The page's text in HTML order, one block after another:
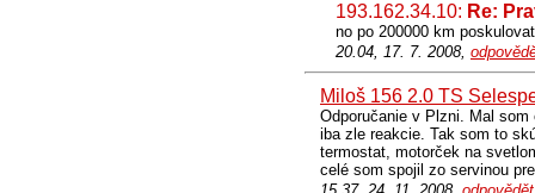
193.162.34.10: Re:
no po 200000 km
20.04, 17. 7. 2008,
Miloš 156 2.0 TS
Odporučanie v Plzni. Mal
iba zle reakcie. Tak som to
termostat, motorček na
celé som spojil zo servinou